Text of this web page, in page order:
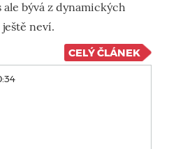
bývá z dynamických
neví.
CELÝ ČLÁNEK